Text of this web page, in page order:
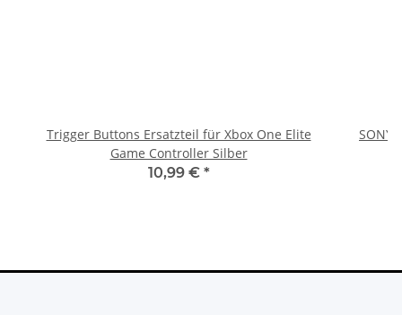
Trigger Buttons Ersatzteil für Xbox One Elite
Game Controller Silber
10,99 € *
SONY